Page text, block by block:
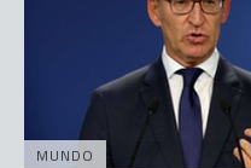
MUNDO